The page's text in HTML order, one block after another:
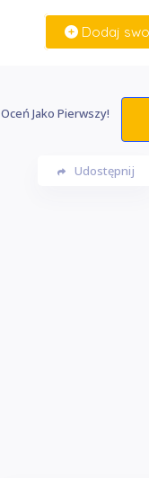
Dodaj
Oceń Jako Pierwszy!
Udostępnij